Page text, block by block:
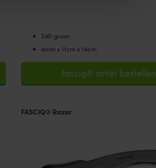
240 gram
4mm x 11cm x 14cm
fasciq® artist bestellen
FASCIQ® Razor